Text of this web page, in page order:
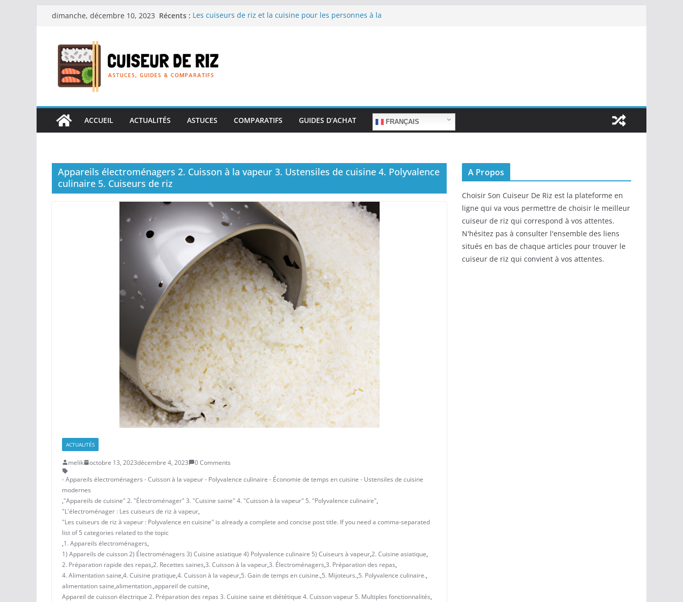
Passerdimanche, décembre 10, 2023 Récents : Les cuiseurs de riz et la cuisine pour les personnes à la
Les cuiseurs de riz pour les familles nombreuses : Cuisson
en grande quantité.
Les cuiseurs de riz et la préparation de plats pour les
réconfortants.
ACCUEIL
ACTUALITÉS ASTUCES COMPARATIFS GUIDES D’ACHAT FRANÇAIS
Appareils électroménagers 2. Cuisson à la vapeur 3. Ustensiles de cuisine 4. Polyvalence
culinaire 5. Cuiseurs de riz
ACTUALITÉS
melik octobre 13, 2023décembre 4, 2023
0 Comments
- Appareils électroménagers - Cuisson à la vapeur - Polyvalence culinaire - Économie de temps en cuisine - Ustensiles de cuisine
modernes
,"Appareils de cuisine" 2. "Électroménager" 3. "Cuisine saine" 4. "Cuisson à la vapeur" 5. "Polyvalence culinaire",
"L'électroménager : Les cuiseurs de riz à vapeur,
"Les cuiseurs de riz à vapeur : Polyvalence en cuisine" is already a complete and concise post title. If you need a comma-separated
list of 5 categories related to the topic
,1. Appareils électroménagers,
1) Appareils de cuisson 2) Électroménagers 3) Cuisine asiatique 4) Polyvalence culinaire 5) Cuiseurs à vapeur,2. Cuisine asiatique,
2. Préparation rapide des repas,2. Recettes saines,3. Cuisson à la vapeur,3. Électroménagers,3. Préparation des repas,
4. Alimentation saine,4. Cuisine pratique,4. Cuisson à la vapeur,5. Gain de temps en cuisine.,5. Mijoteurs.,5. Polyvalence culinaire.,
alimentation saine,alimentation.,appareil de cuisine,
Appareil de cuisson électrique 2. Préparation des repas 3. Cuisine saine et diététique 4. Cuisson vapeur 5. Multiples fonctionnalités,
A Propos
Choisir Son Cuiseur De Riz est la plateforme en
ligne qui va vous permettre de choisir le meilleur
cuiseur de riz qui correspond à vos attentes.
N'hésitez pas à consulter l'ensemble des liens
situés en bas de chaque articles pour trouver le
cuiseur de riz qui convient à vos attentes.